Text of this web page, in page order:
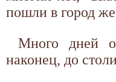
пошли в город
Много дней
наконец, до